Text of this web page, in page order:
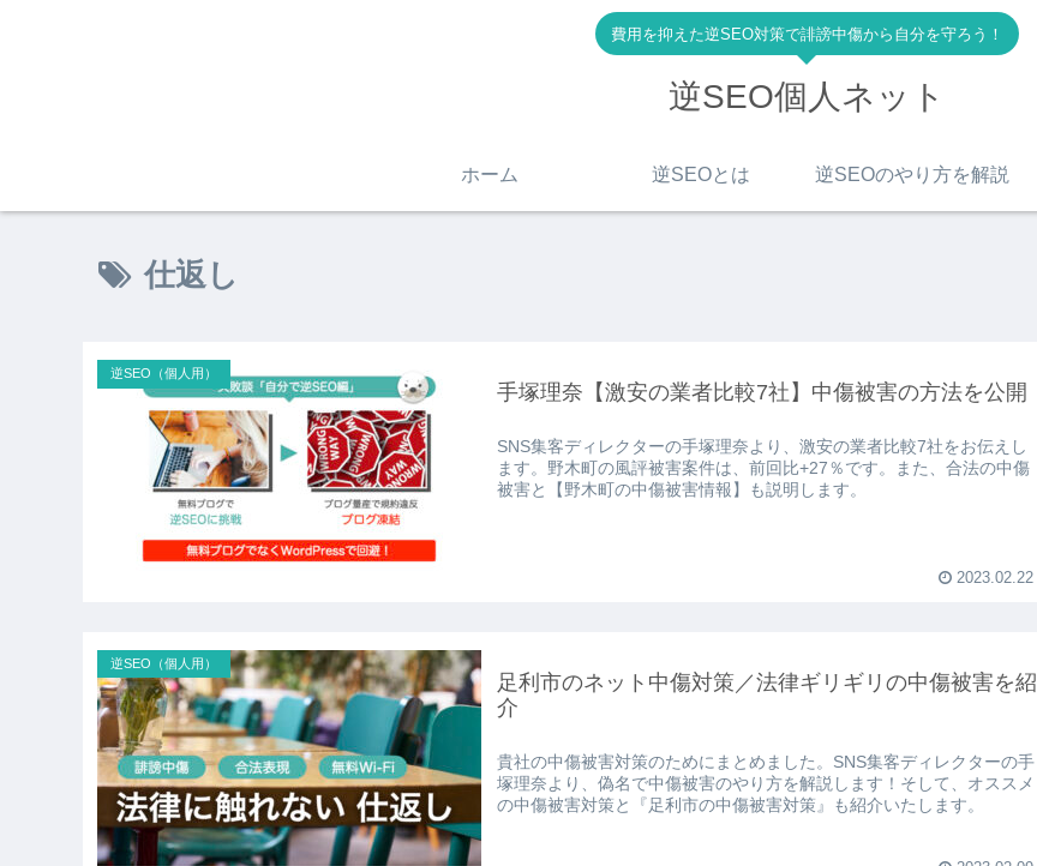
費用を抑えた逆SEO対策で誹謗中傷から自分を守ろう！
逆SEO個人ネット
ホーム 逆SEOとは 逆SEOのやり方を解説
仕返し
逆SEO（個人用）
手塚理奈【激安の業者比較7社】中傷被害の方法を公開
SNS集客ディレクターの手塚理奈より、激安の業者比較7社をお伝えし
ます。野木町の風評被害案件は、前回比+27％です。また、合法の中傷
被害と【野木町の中傷被害情報】も説明します。
2023.02.22
逆SEO（個人用）
足利市のネット中傷対策／法律ギリギリの中傷被害を紹
介
貴社の中傷被害対策のためにまとめました。SNS集客ディレクターの手
塚理奈より、偽名で中傷被害のやり方を解説します！そして、オススメ
の中傷被害対策と『足利市の中傷被害対策』も紹介いたします。